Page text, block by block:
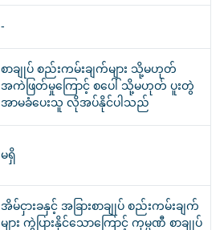
-
စာချုပ် စည်းကမ်းချက်များ သို့မဟုတ်
အကဲဖြတ်မှုကြောင့် စပေါ် သို့မဟုတ် ပူးတွဲ
အာမခံပေးသူ လိုအပ်နိုင်ပါသည်
မရှိ
အိမ်ငှားခနှင့် အခြားစာချုပ် စည်းကမ်းချက်
များ ကွဲပြားနိုင်သောကြောင့် ကုမ္ပဏီ စာချုပ်